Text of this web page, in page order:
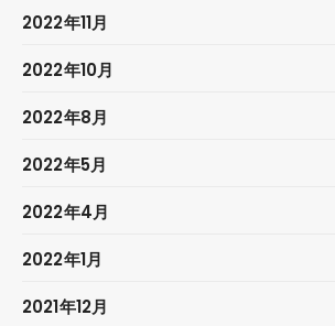
2022年11月
2022年10月
2022年8月
2022年5月
2022年4月
2022年1月
2021年12月